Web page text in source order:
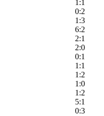
1:1
0:2
1:3
6:2
2:1
2:0
0:1
1:1
1:2
1:0
1:2
5:1
0:3